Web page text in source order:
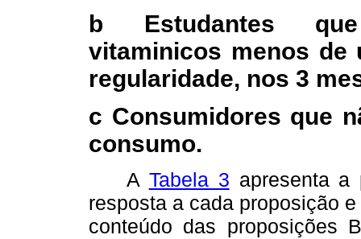
b Estudantes
vitaminicos menos de
regularidade, nos 3
c Consumidores que
consumo.
A Tabela 3 apresenta a
resposta a cada proposição
conteúdo das proposições